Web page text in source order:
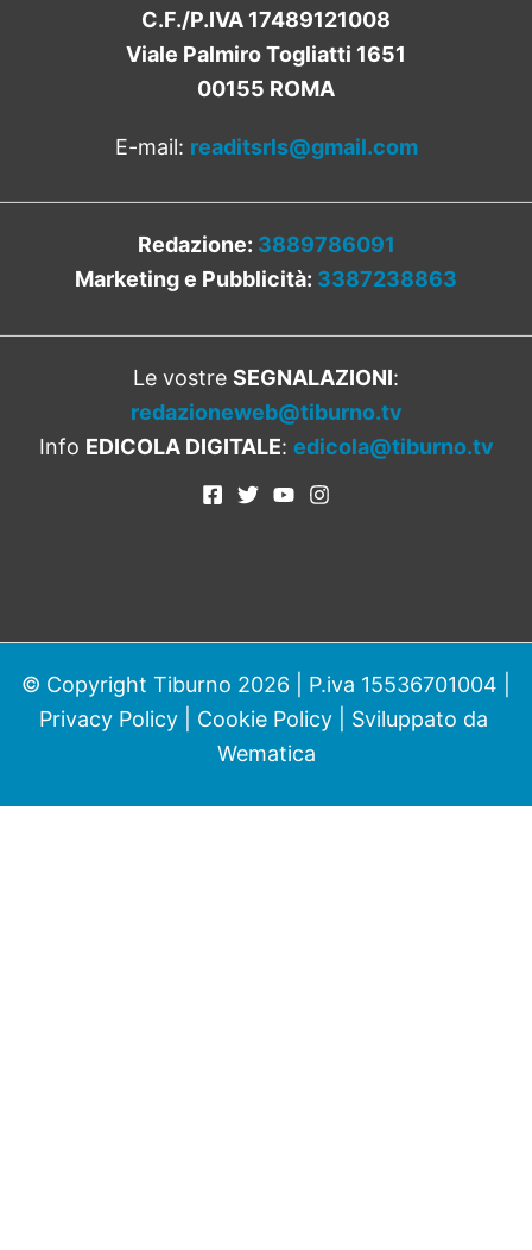
C.F./P.IVA 17489121008
Viale Palmiro Togliatti 1651
00155 ROMA
E-mail: readitsrls@gmail.com
Redazione: 3889786091
Marketing e Pubblicità: 3387238863
Le vostre SEGNALAZIONI:
redazioneweb@tiburno.tv
Info EDICOLA DIGITALE: edicola@tiburno.tv
© Copyright Tiburno 2026 | P.iva 15536701004 |
Privacy Policy| Cookie Policy| Sviluppato da
Wematica